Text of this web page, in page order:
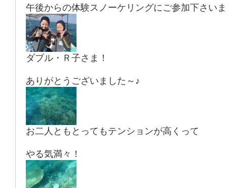
午後からの体験スノーケリングにご参加下さい
ダブル・Ｒ子さま！
ありがとうございました～♪
お二人ともとってもテンションが高くって
やる気満々！